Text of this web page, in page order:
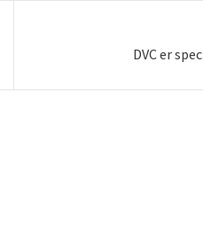
DVC er